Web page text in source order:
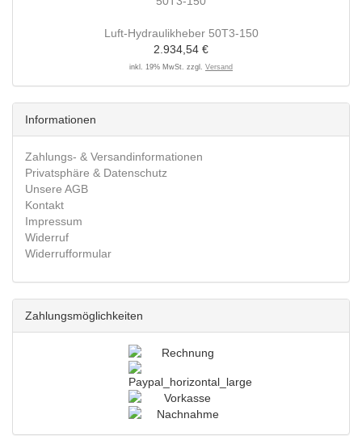
Luft-Hydraulikheber 50T3-150
2.934,54 €
inkl. 19% MwSt. zzgl. Versand
Informationen
Zahlungs- & Versandinformationen
Privatsphäre & Datenschutz
Unsere AGB
Kontakt
Impressum
Widerruf
Widerrufformular
Zahlungsmöglichkeiten